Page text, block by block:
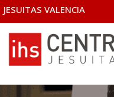
JESUITAS VALENCIA